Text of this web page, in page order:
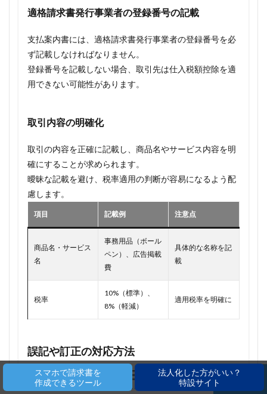
適格請求書発行事業者の登録番号の記載
支払案内書には、適格請求書発行事業者の登録番号を必
ず記載しなければなりません。
登録番号を記載しない場合、取引先は仕入税額控除を適
用できない可能性があります。
取引内容の明確化
取引の内容を正確に記載し、商品名やサービス内容を明
確にすることが求められます。
曖昧な記載を避け、税率適用の判断が容易になるよう配
慮します。
項目 記載例 注意点
商品名・サービス
名
事務用品（ボール
ペン）、広告掲載
費
具体的な名称を記
載
税率
10%（標準）、
8%（軽減）
適用税率を明確に
誤記や訂正の対応方法
支払案内書を発行した後に誤りが見つかった場合、どの
シェア 電話
スマホで請求書を
作成できるツール
法人化した方がいい？
特設サイト